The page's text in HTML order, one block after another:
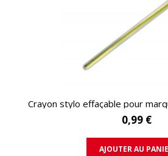
APERÇU RAPIDE
Crayon stylo effaçable pour
0,99 €
AJOUTER AU